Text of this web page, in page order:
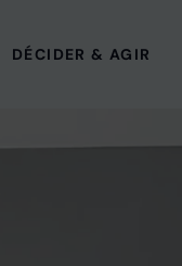
DÉCIDER & AGIR